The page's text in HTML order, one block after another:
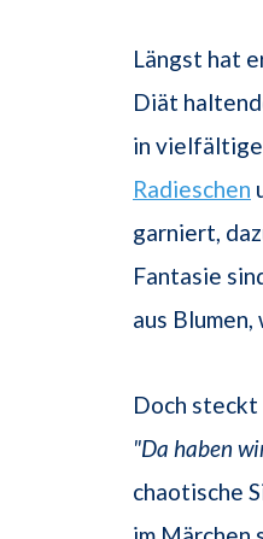
Längst hat
Diät
in
Radieschen
garniert,
Fantasie
aus Blumen,
Doch steckt
"Da haben
chaotische